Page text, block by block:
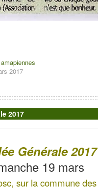
2017
2017
Générale 2017
19 mars
sur la commune